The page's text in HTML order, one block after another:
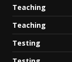
Teaching
Teaching
Testing